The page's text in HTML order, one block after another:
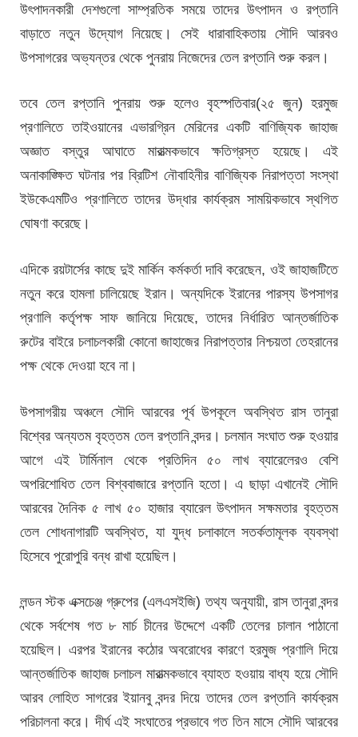
উৎপাদনকারী দেশগুলো সাম্প্রতিক সময়ে তাদের উৎপাদন ও রপ্তানি
বাড়াতে নতুন উদ্যোগ নিয়েছে। সেই ধারাবাহিকতায় সৌদি আরবও
উপসাগরের অভ্যন্তর থেকে পুনরায় নিজেদের তেল রপ্তানি শুরু করল।
তবে তেল রপ্তানি পুনরায় শুরু হলেও বৃহস্পতিবার(২৫ জুন) হরমুজ
প্রণালিতে তাইওয়ানের এভারগ্রিন মেরিনের একটি বাণিজ্যিক জাহাজ
অজ্ঞাত বস্তুর আঘাতে মারাত্মকভাবে ক্ষতিগ্রস্ত হয়েছে। এই
অনাকাঙ্ক্ষিত ঘটনার পর ব্রিটিশ নৌবাহিনীর বাণিজ্যিক নিরাপত্তা সংস্থা
ইউকেএমটিও প্রণালিতে তাদের উদ্ধার কার্যক্রম সাময়িকভাবে স্থগিত
ঘোষণা করেছে।
এদিকে রয়টার্সের কাছে দুই মার্কিন কর্মকর্তা দাবি করেছেন, ওই জাহাজটিতে
নতুন করে হামলা চালিয়েছে ইরান। অন্যদিকে ইরানের পারস্য উপসাগর
প্রণালি কর্তৃপক্ষ সাফ জানিয়ে দিয়েছে, তাদের নির্ধারিত আন্তর্জাতিক
রুটের বাইরে চলাচলকারী কোনো জাহাজের নিরাপত্তার নিশ্চয়তা তেহরানের
পক্ষ থেকে দেওয়া হবে না।
উপসাগরীয় অঞ্চলে সৌদি আরবের পূর্ব উপকূলে অবস্থিত রাস তানুরা
বিশ্বের অন্যতম বৃহত্তম তেল রপ্তানি বন্দর। চলমান সংঘাত শুরু হওয়ার
আগে এই টার্মিনাল থেকে প্রতিদিন ৫০ লাখ ব্যারেলেরও বেশি
অপরিশোধিত তেল বিশ্ববাজারে রপ্তানি হতো। এ ছাড়া এখানেই সৌদি
আরবের দৈনিক ৫ লাখ ৫০ হাজার ব্যারেল উৎপাদন সক্ষমতার বৃহত্তম
তেল শোধনাগারটি অবস্থিত, যা যুদ্ধ চলাকালে সতর্কতামূলক ব্যবস্থা
হিসেবে পুরোপুরি বন্ধ রাখা হয়েছিল।
লন্ডন স্টক এক্সচেঞ্জ গ্রুপের (এলএসইজি) তথ্য অনুযায়ী, রাস তানুরা বন্দর
থেকে সর্বশেষ গত ৮ মার্চ চীনের উদ্দেশে একটি তেলের চালান পাঠানো
হয়েছিল। এরপর ইরানের কঠোর অবরোধের কারণে হরমুজ প্রণালি দিয়ে
আন্তর্জাতিক জাহাজ চলাচল মারাত্মকভাবে ব্যাহত হওয়ায় বাধ্য হয়ে সৌদি
আরব লোহিত সাগরের ইয়ানবু বন্দর দিয়ে তাদের তেল রপ্তানি কার্যক্রম
পরিচালনা করে। দীর্ঘ এই সংঘাতের প্রভাবে গত তিন মাসে সৌদি আরবের